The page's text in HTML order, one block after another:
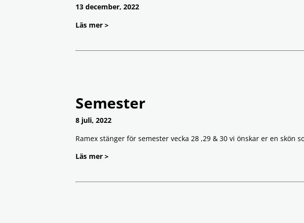
13 december, 2022
Läs mer >
Semester
8 juli, 2022
Ramex stänger för semester vecka 28 ,29 & 30 vi önskar er en skön
Läs mer >